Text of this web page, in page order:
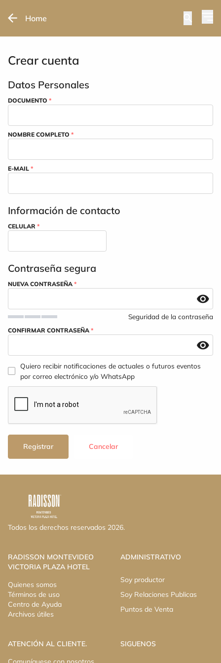
Home
Crear cuenta
Datos Personales
DOCUMENTO *
NOMBRE COMPLETO *
E-MAIL *
Información de contacto
CELULAR *
Contraseña segura
NUEVA CONTRASEÑA *
Seguridad de la contraseña
CONFIRMAR CONTRASEÑA *
Quiero recibir notificaciones de actuales o futuros eventos
por correo electrónico y/o WhatsApp
Registrar Cancelar
Todos los derechos reservados 2026.
RADISSON MONTEVIDEO
VICTORIA PLAZA HOTEL
Quienes somos
Términos de uso
Centro de Ayuda
Archivos útiles
ADMINISTRATIVO
Soy productor
Soy Relaciones Publicas
Puntos de Venta
ATENCIÓN AL CLIENTE.
SIGUENOS